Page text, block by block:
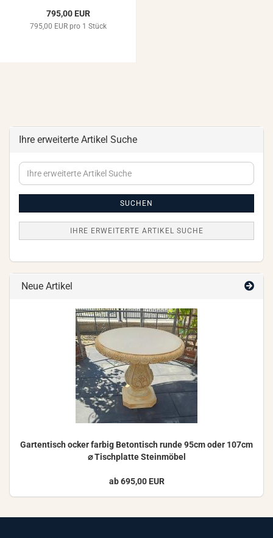
795,00 EUR
795,00 EUR pro 1 Stück
Ihre erweiterte Artikel Suche
Ihre
erweiterte
SUCHEN
IHRE ERWEITERTE ARTIKEL SUCHE
Neue Artikel
Gar­ten­tisch ocker far­big Be­ton­tisch runde 95cm oder 107cm
⌀ Tisch­plat­te Stein­mö­bel
ab 695,00 EUR